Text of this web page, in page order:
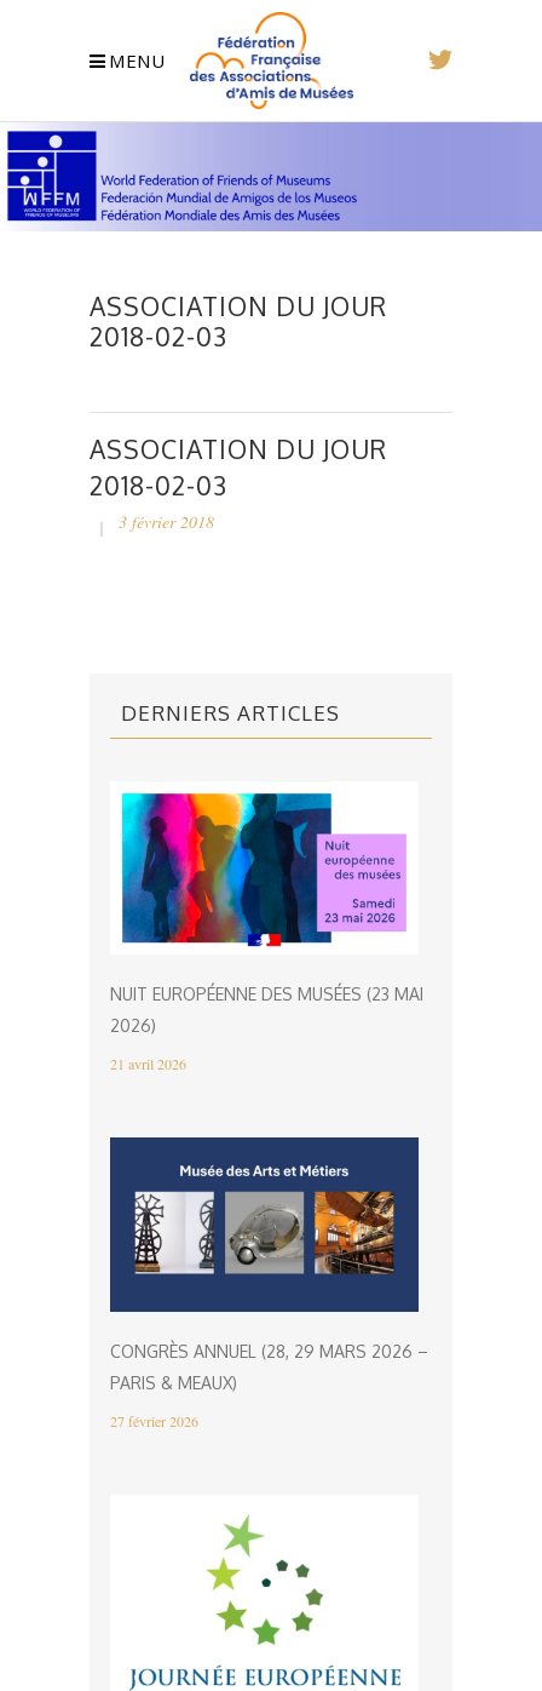
MENU
ASSOCIATION DU JOUR
2018-02-03
ASSOCIATION DU JOUR
2018-02-03
3 février 2018
DERNIERS ARTICLES
NUIT EUROPÉENNE DES MUSÉES (23 MAI
2026)
21 avril 2026
CONGRÈS ANNUEL (28, 29 MARS 2026 –
PARIS & MEAUX)
27 février 2026